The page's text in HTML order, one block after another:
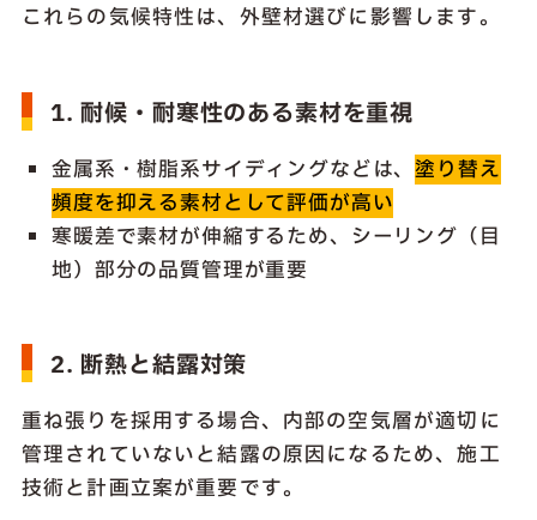
これらの気候特性は、外壁材選びに影響します。
1. 耐候・耐寒性のある素材を重視
金属系・樹脂系サイディングなどは、塗り替え
頻度を抑える素材として評価が高い
寒暖差で素材が伸縮するため、シーリング（目
地）部分の品質管理が重要
2. 断熱と結露対策
重ね張りを採用する場合、内部の空気層が適切に
管理されていないと結露の原因になるため、施工
技術と計画立案が重要です。